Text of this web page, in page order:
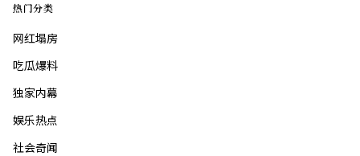
热门分类
网红塌房
吃瓜爆料
独家内幕
娱乐热点
社会奇闻